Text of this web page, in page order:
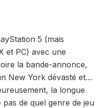
5 (mais
et PC) avec une
la bande-annonce,
New York dévasté et…
la longue
de quel genre de jeu